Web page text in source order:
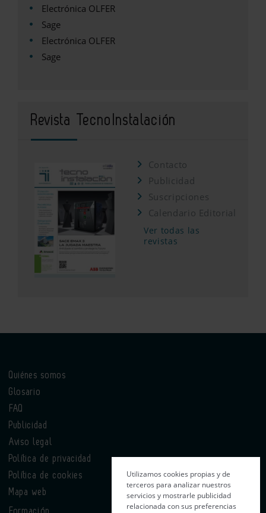
Electrónica OLFER
Sage
Electrónica OLFER
Sage
Revista TecnoInstalación
Contacto
Publicidad
Suscripciones
Calendario Editorial
Ver todas las
revistas
Quiénes somos
Glosario
FAQ
Publicidad
Aviso legal
Política de privacidad
Política de cookies
Mapa web
Formación
Utilizamos cookies propias y de
terceros para analizar nuestros
servicios y mostrarle publicidad
relacionada con sus preferencias